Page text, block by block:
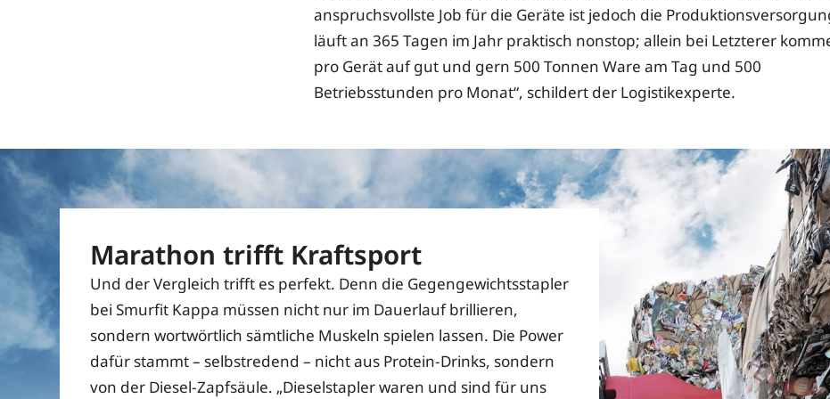
anspruchsvollste Job für die Geräte ist jedoch die
läuft an 365 Tagen im Jahr praktisch nonstop; allein bei Letzterer
pro Gerät auf gut und gern 500 Tonnen Ware am Tag und 500
Betriebsstunden pro Monat“, schildert der Logistikexperte.
Marathon trifft Kraftsport
Und der Vergleich trifft es perfekt. Denn die Gegengewichtsstapler
bei Smurfit Kappa müssen nicht nur im Dauerlauf brillieren,
sondern wortwörtlich sämtliche Muskeln spielen lassen. Die Power
dafür stammt – selbstredend – nicht aus Protein-Drinks, sondern
von der Diesel-Zapfsäule. „Dieselstapler waren und sind für uns